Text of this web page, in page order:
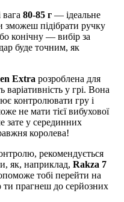
вага 80-85 г — ідеальне
зможеш підібрати ручку
конічну — вибір за
буде точним, як
Extra розроблена для
варіативність у грі. Вона
контролювати гру і
не мати тієї вибухової
зате у серединних
королева!
рекомендується
як, наприклад, Rakza 7
тобі перейти на
ти прагнеш до серйозних